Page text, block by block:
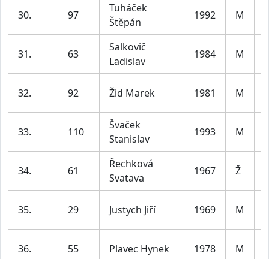
30. 97
Tuháček
Štěpán
1992 M
31. 63
Salkovič
Ladislav
1984 M
32. 92 Žid Marek 1981 M
33. 110
Švaček
Stanislav
1993 M
34. 61
Řechková
Svatava
1967 Ž
35. 29 Justych Jiří 1969 M
36. 55 Plavec Hynek 1978 M